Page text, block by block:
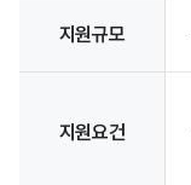
지원규모
지원요건